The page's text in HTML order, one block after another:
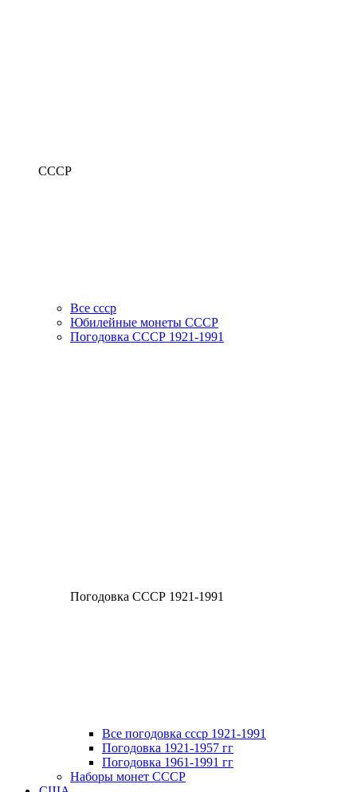
СССР
Все ссср
Юбилейные монеты СССР
Погодовка СССР 1921-1991
Погодовка СССР 1921-1991
Все погодовка ссср 1921-1991
Погодовка 1921-1957 гг
Погодовка 1961-1991 гг
Наборы монет СССР